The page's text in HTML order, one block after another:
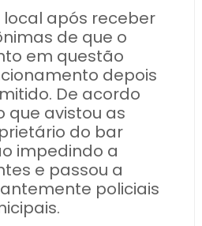
local após receber
de que o
em questão
depois
De acordo
que avistou as
do bar
impedindo a
e passou a
policiais